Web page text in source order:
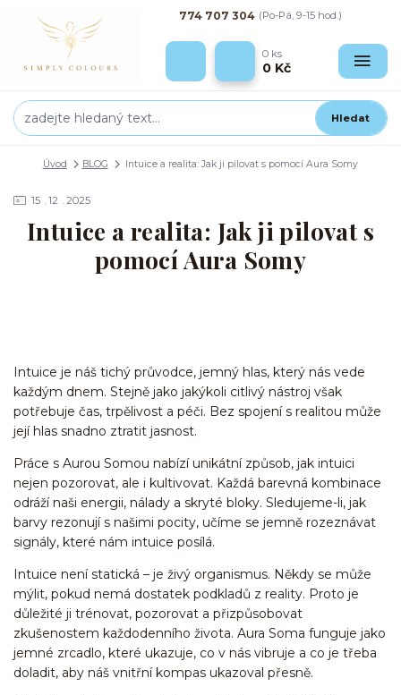
Hledat
774 707 304 (Po-Pá, 9-15 hod.)
0 ks
0 Kč
Úvod BLOG Intuice a realita: Jak ji pilovat s pomocí Aura Somy
15 12 2025
Intuice a realita: Jak ji pilovat s
pomocí Aura Somy
Intuice je náš tichý průvodce, jemný hlas, který nás vede
každým dnem. Stejně jako jakýkoli citlivý nástroj však
potřebuje čas, trpělivost a péči. Bez spojení s realitou může
její hlas snadno ztratit jasnost.
Práce s Aurou Somou nabízí unikátní způsob, jak intuici
nejen pozorovat, ale i kultivovat. Každá barevná kombinace
odráží naši energii, nálady a skryté bloky. Sledujeme-li, jak
barvy rezonují s našimi pocity, učíme se jemně rozeznávat
signály, které nám intuice posílá.
Intuice není statická – je živý organismus. Někdy se může
mýlit, pokud nemá dostatek podkladů z reality. Proto je
důležité ji trénovat, pozorovat a přizpůsobovat
zkušenostem každodenního života. Aura Soma funguje jako
jemné zrcadlo, které ukazuje, co v nás vibruje a co je třeba
doladit, aby náš vnitřní kompas ukazoval přesně.